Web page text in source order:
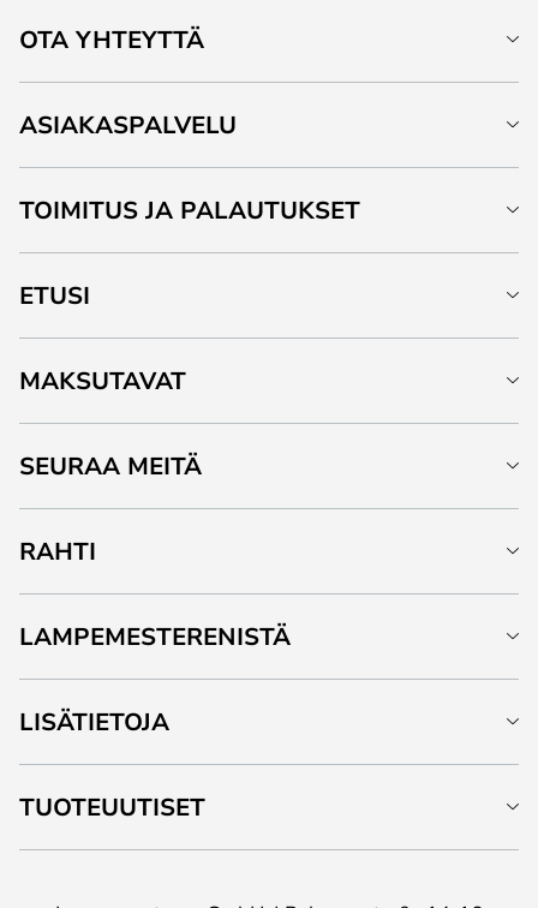
OTA YHTEYTTÄ
ASIAKASPALVELU
TOIMITUS JA PALAUTUKSET
ETUSI
MAKSUTAVAT
SEURAA MEITÄ
RAHTI
LAMPEMESTERENISTÄ
LISÄTIETOJA
TUOTEUUTISET